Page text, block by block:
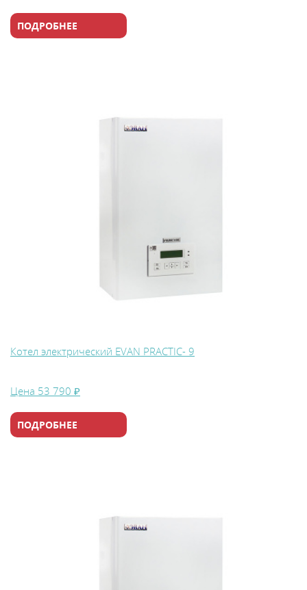
ПОДРОБНЕЕ
Котел электрический EVAN PRACTIC- 9
Цена 53 790 ₽
ПОДРОБНЕЕ